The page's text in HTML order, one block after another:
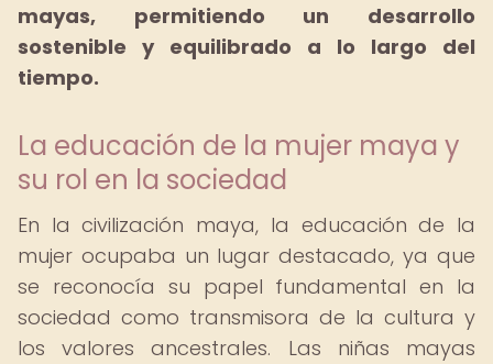
mayas, permitiendo un desarrollo
sostenible y equilibrado a lo largo del
tiempo.
La educación de la mujer maya y
su rol en la sociedad
En la civilización maya, la educación de la
mujer ocupaba un lugar destacado, ya que
se reconocía su papel fundamental en la
sociedad como transmisora de la cultura y
los valores ancestrales. Las niñas mayas